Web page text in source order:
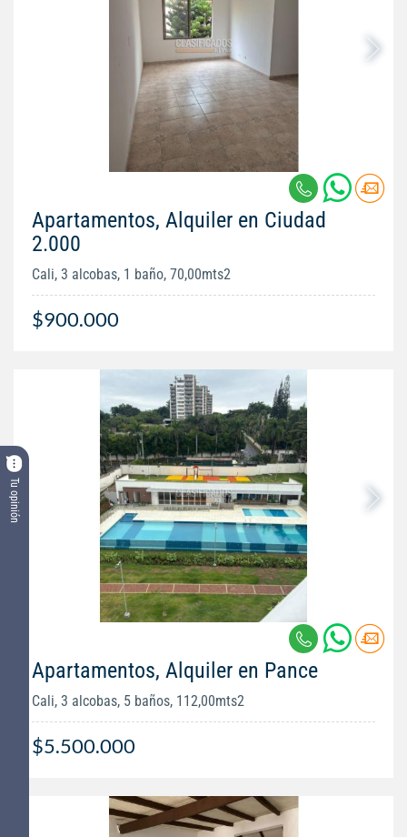
Tu opinión
Apartamentos, Alquiler en Ciudad
2.000
Cali, 3 alcobas, 1 baño, 70,00mts2
$900.000
Apartamentos, Alquiler en Pance
Cali, 3 alcobas, 5 baños, 112,00mts2
$5.500.000